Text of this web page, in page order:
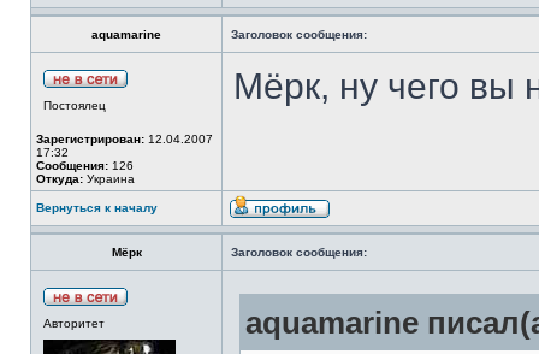
aquamarine Заголовок сообщения:
Постоялец
Зарегистрирован: 12.04.2007
17:32
Сообщения: 126
Откуда: Украина
Мёрк, ну чего
Вернуться к началу
Мёрк Заголовок сообщения:
Авторитет aquamarine